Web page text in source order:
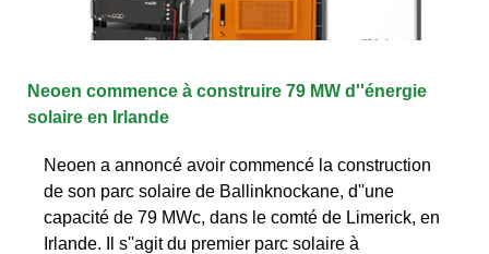
Neoen commence à construire 79 MW d''énergie
solaire en Irlande
Neoen a annoncé avoir commencé la construction
de son parc solaire de Ballinknockane, d''une
capacité de 79 MWc, dans le comté de Limerick, en
Irlande. Il s''agit du premier parc solaire à